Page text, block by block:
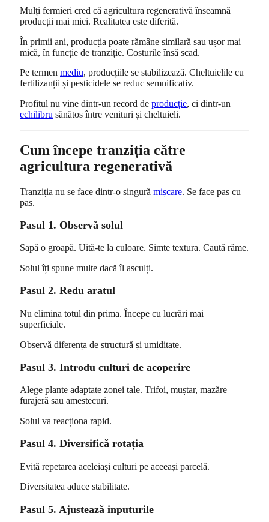
Mulți fermieri cred că agricultura regenerativă înseamnă
producții mai mici. Realitatea este diferită.
În primii ani, producția poate rămâne similară sau ușor mai
mică, în funcție de tranziție. Costurile însă scad.
Pe termen mediu, producțiile se stabilizează. Cheltuielile cu
fertilizanții și pesticidele se reduc semnificativ.
Profitul nu vine dintr-un record de producție, ci dintr-un
echilibru sănătos între venituri și cheltuieli.
Cum începe tranziția către
agricultura regenerativă
Tranziția nu se face dintr-o singură mișcare. Se face pas cu
pas.
Pasul 1. Observă solul
Sapă o groapă. Uită-te la culoare. Simte textura. Caută râme.
Solul îți spune multe dacă îl asculți.
Pasul 2. Redu aratul
Nu elimina totul din prima. Începe cu lucrări mai
superficiale.
Observă diferența de structură și umiditate.
Pasul 3. Introdu culturi de acoperire
Alege plante adaptate zonei tale. Trifoi, muștar, mazăre
furajeră sau amestecuri.
Solul va reacționa rapid.
Pasul 4. Diversifică rotația
Evită repetarea aceleiași culturi pe aceeași parcelă.
Diversitatea aduce stabilitate.
Pasul 5. Ajustează inputurile